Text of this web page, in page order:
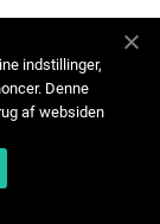
indstillinger,
Denne
af websiden